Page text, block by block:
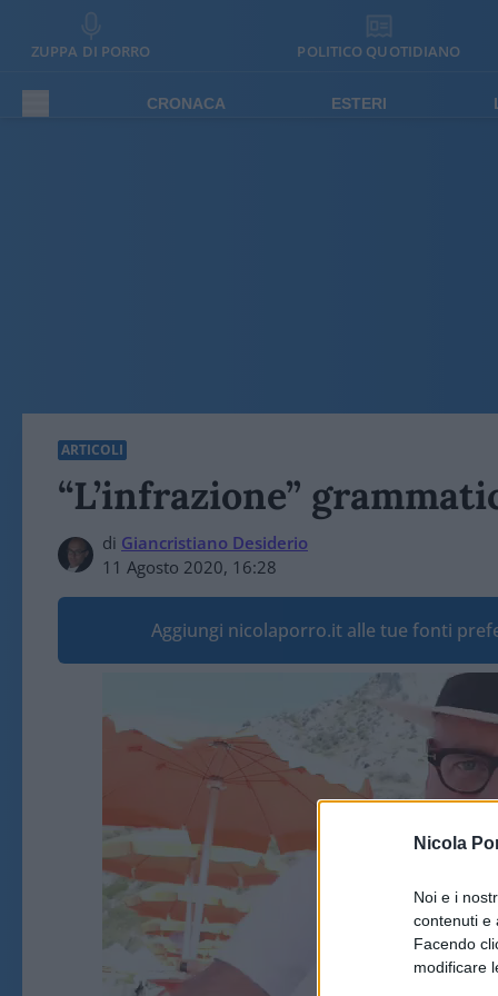
Nicola
Noi e i
contenuti e
Facendo
modificare
ZUPPA DI PORRO POLITICO QUOTIDIANO
CRONACA ESTERI
ARTICOLI
“L’infrazione”
di Giancristiano Desiderio
11 Agosto 2020, 16:28
Aggiungi nicolaporro.it alle tue fonti
Player